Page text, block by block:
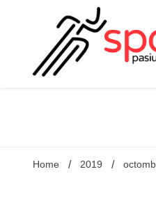
Home 2019